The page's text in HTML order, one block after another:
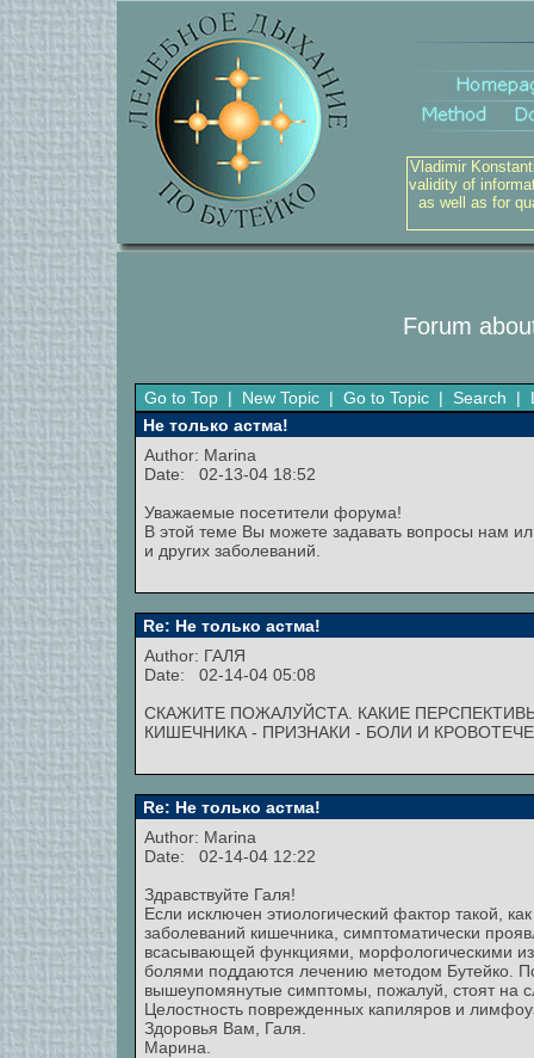
Vladimir
validity of
as well as for
Forum
Go to Top | New Topic | Go to Topic | Search |
Не только астма!
Author: Marina
Date: 02-13-04 18:52
Уважаемые посетители форума!
В этой теме Вы можете задавать вопросы нам
и других заболеваний.
Re: Не только астма!
Author: ГАЛЯ
Date: 02-14-04 05:08
СКАЖИТЕ ПОЖАЛУЙСТА. КАКИЕ
КИШЕЧНИКА - ПРИЗНАКИ - БОЛИ И
Re: Не только астма!
Author: Marina
Date: 02-14-04 12:22
Здравствуйте Галя!
Если исключен этиологический фактор такой,
заболеваний кишечника, симптоматически
всасывающей функциями, морфологическими
болями поддаются лечению методом Бутейко.
вышеупомянутые симптомы, пожалуй, стоят на
Целостность поврежденных капиляров и
Здоровья Вам, Галя.
Марина.